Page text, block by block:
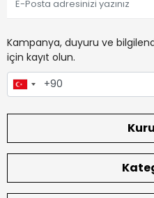
Kampanya, duyuru ve
için kayıt olun.